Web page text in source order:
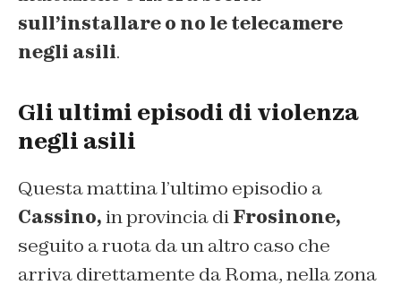
sull’installare o no le telecamere
negli asili.
Gli ultimi episodi di violenza
negli asili
Questa mattina l’ultimo episodio a
Cassino,in provincia diFrosinone,
seguito a ruota da un altro caso che
arriva direttamente da Roma, nella zona